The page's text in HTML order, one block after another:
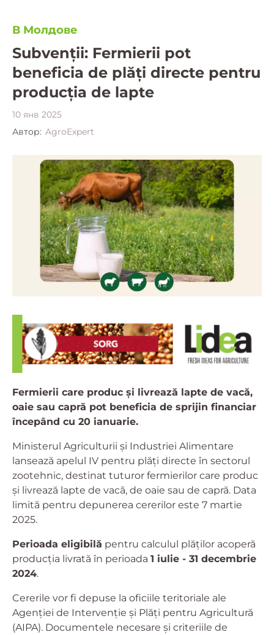
В Молдове
Subvenții: Fermierii pot
beneficia de plăți directe pentru
producția de lapte
10 янв 2025
Автор: AgroExpert
Fermierii care produc și livrează lapte de vacă,
oaie sau capră pot beneficia de sprijin financiar
începând cu 20 ianuarie.
Ministerul Agriculturii și Industriei Alimentare
lansează apelul IV pentru plăți directe în sectorul
zootehnic, destinat tuturor fermierilor care produc
și livrează lapte de vacă, de oaie sau de capră. Data
limită pentru depunerea cererilor este 7 martie
2025.
Perioada eligibilă pentru calculul plăților acoperă
producția livrată în perioada 1 iulie - 31 decembrie
2024.
Cererile vor fi depuse la oficiile teritoriale ale
Agenției de Intervenție și Plăți pentru Agricultură
(AIPA). Documentele necesare și criteriile de